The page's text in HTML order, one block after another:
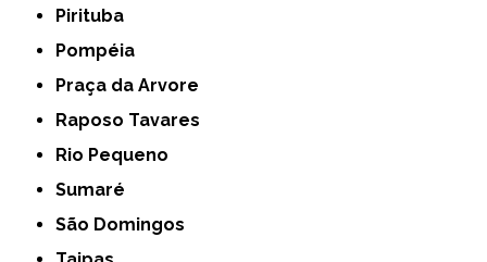
Pirituba
Pompéia
Praça da Arvore
Raposo Tavares
Rio Pequeno
Sumaré
São Domingos